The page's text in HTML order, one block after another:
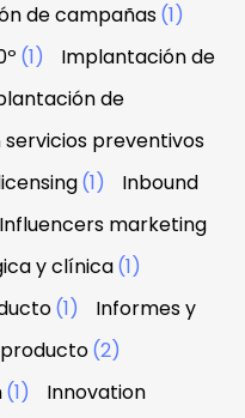
de campañas(1)
(1)
Implantación de
de
preventivos
(1)
Inbound
Influencers marketing
y clínica(1)
(1)
Informes y
(2)
(1)
Innovation